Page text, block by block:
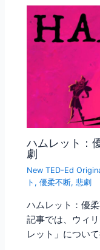
ハムレット：
劇
New TED-Ed
ト ,優柔不断,悲劇
ハムレット：優
記事では、ウィ
レット」につい